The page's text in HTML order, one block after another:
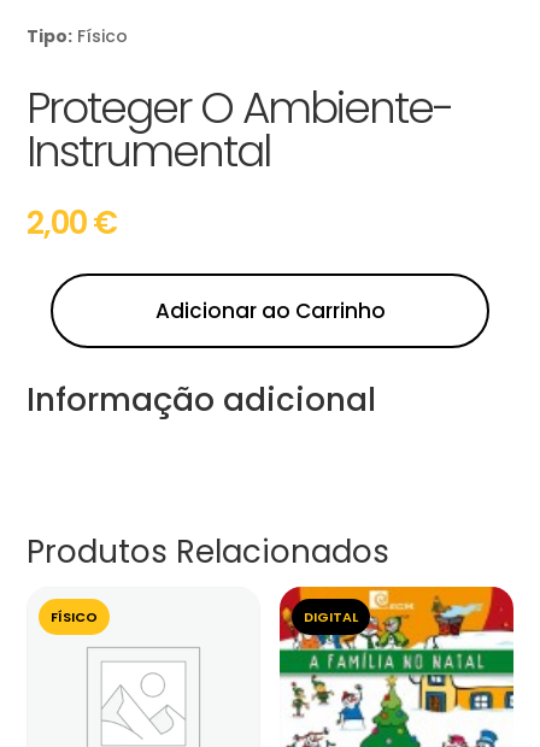
Tipo: Físico
Proteger O Ambiente-
Instrumental
2,00€
Adicionar ao Carrinho
Informação adicional
Produtos Relacionados
FÍSICO DIGITAL